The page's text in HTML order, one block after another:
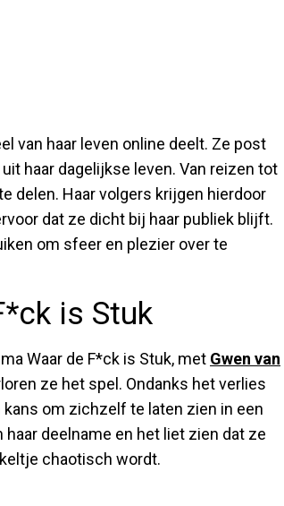
van haar leven online deelt. Ze post
haar dagelijkse leven. Van reizen tot
delen. Haar volgers krijgen hierdoor
dat ze dicht bij haar publiek blijft.
om sfeer en plezier over te
is Stuk
Waar de F*ck is Stuk, met Gwen van
ze het spel. Ondanks het verlies
om zichzelf te laten zien in een
deelname en het liet zien dat ze
chaotisch wordt.